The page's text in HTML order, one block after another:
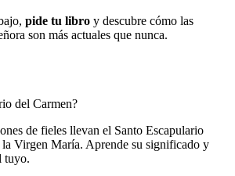
pide tu libro y descubre cómo las
son más actuales que nunca.
del Carmen?
de fieles llevan el Santo Escapulario
Virgen María. Aprende su significado y
tuyo.